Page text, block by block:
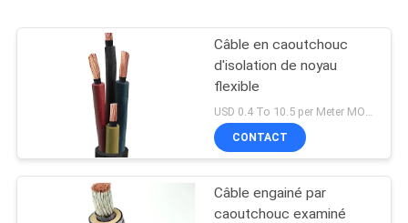
Câble en caoutchouc
d'isolation de noyau
flexible
CONTACT
Câble engainé par
caoutchouc examiné